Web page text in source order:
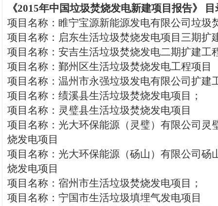
《2015年中国垃圾焚烧发电新建项目报告》
项目名称：睢宁宝源新能源发电有限公司垃圾
项目名称：启东生活垃圾焚烧发电项目三期扩
项目名称：安吉生活垃圾焚烧发电二期扩建工
项目名称：鄞州区生活垃圾焚烧发电工程项目
项目名称：温州市永强垃圾发电有限公司扩建
项目名称：绩溪县生活垃圾焚烧发电项目；
项目名称：灵璧县生活垃圾焚烧发电项目
项目名称：光大环保能源（灵璧）有限公司灵
烧发电项目
项目名称：光大环保能源（砀山）有限公司砀
烧发电项目
项目名称：宿州市生活垃圾焚烧发电项目；
项目名称：宁国市生活垃圾填埋气发电项目